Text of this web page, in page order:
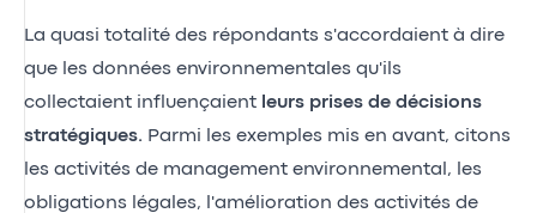
La quasi totalité des répondants s'accordaient à dire
que les données environnementales qu'ils
collectaient influençaient leurs prises de décisions
stratégiques. Parmi les exemples mis en avant, citons
les activités de management environnemental, les
obligations légales, l'amélioration des activités de